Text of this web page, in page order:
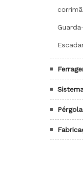
Pérgola